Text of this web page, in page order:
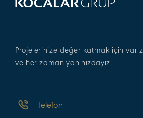
Projelerinize değer katmak için varız
ve her zaman yanınızdayız.
Telefon